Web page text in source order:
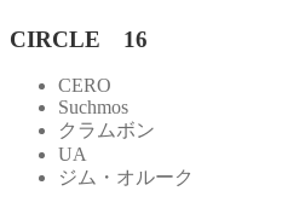
CIRCLE 16
CERO
Suchmos
クラムボン
UA
ジム・オルーク